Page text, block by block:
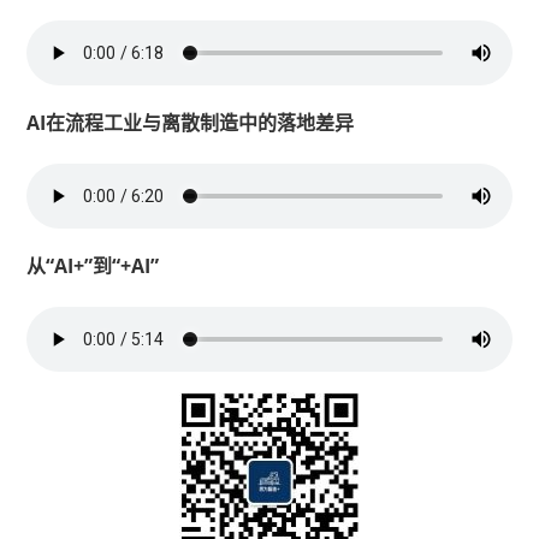
AI在流程工业与离散制造中的落地差异
从“AI+”到“+AI”